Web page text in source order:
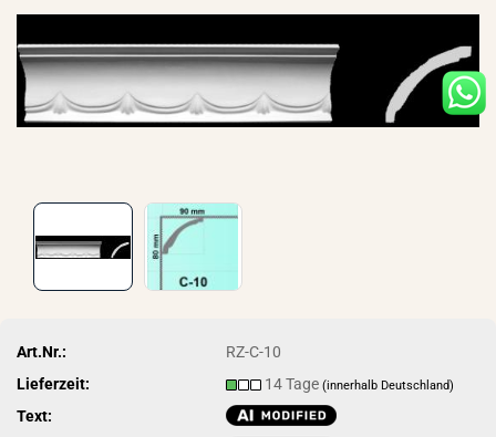
Art.Nr.:
RZ-C-10
Lieferzeit:
14 Tage(innerhalb Deutschland)
Text: